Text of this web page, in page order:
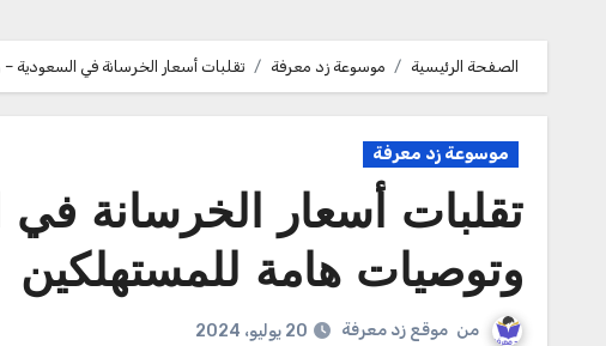
الصفحة الرئيسية موسوعة زد معرفة تقلبات أسعار الخرسانة في
موسوعة زد معرفة
تقلبات أسعار الخرسانة
وتوصيات هامة للمستهلكين
من موقع زد معرفة 20 يوليو، 2024